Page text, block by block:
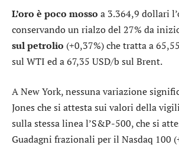
L’oro è poco mosso a 3.364,9 dollari
conservando un rialzo del 27% da
sul petrolio (+0,37%) che tratta a
sul WTI ed a 67,35 USD/b sul Brent.
A New York, nessuna variazione
Jones che si attesta sui valori della
sulla stessa linea l’S&P-500, che si
Guadagni frazionali per il Nasdaq 100